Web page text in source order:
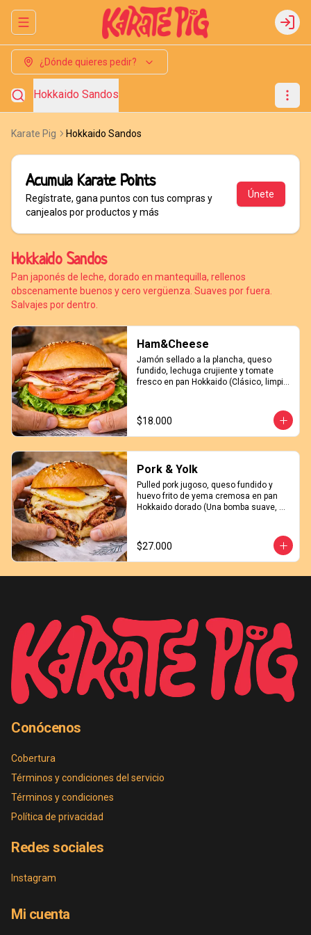
Abrir menu de navegación Login
¿Dónde quieres pedir?
Hokkaido Sandos
Karate Pig Hokkaido Sandos
Acumula Karate Points
Regístrate, gana puntos con tus compras y
canjealos por productos y más
Únete
Hokkaido Sandos
Pan japonés de leche, dorado en mantequilla, rellenos
obscenamente buenos y cero vergüenza. Suaves por fuera.
Salvajes por dentro.
Ham&Cheese
Jamón sellado a la plancha, queso
fundido, lechuga crujiente y tomate
fresco en pan Hokkaido (Clásico, limpio
$18.000
Pork & Yolk
Pulled pork jugoso, queso fundido y
huevo frito de yema cremosa en pan
Hokkaido dorado (Una bomba suave,
$27.000
Conócenos
Cobertura
Términos y condiciones del servicio
Términos y condiciones
Política de privacidad
Redes sociales
Instagram
Mi cuenta